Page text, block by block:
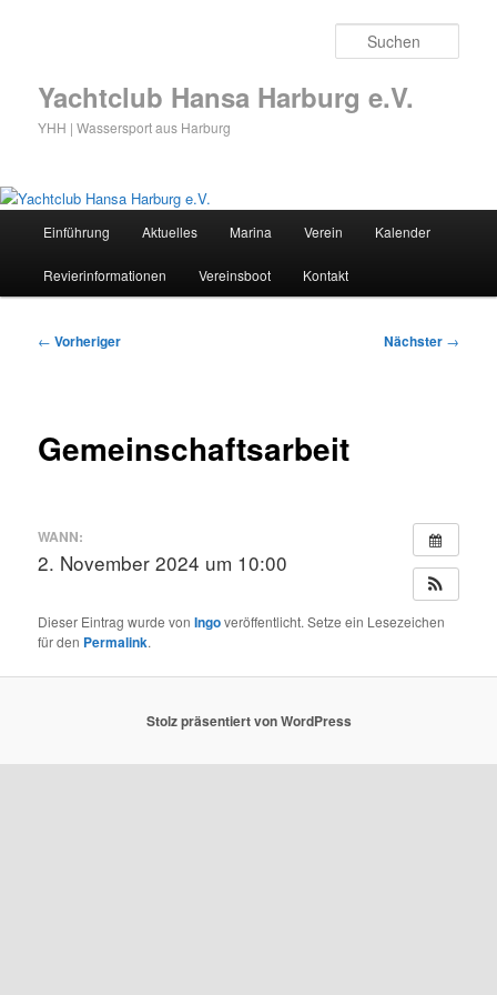
Yachtclub Hansa Harburg e.V.
YHH | Wassersport aus Harburg
Einführung Aktuelles Marina Verein Kalender
Revierinformationen Vereinsboot Kontakt
Beitragsnavigation
← Vorheriger Nächster →
Gemeinschaftsarbeit
WANN:
2. November 2024 um 10:00
Dieser Eintrag wurde vonIngoveröffentlicht. Setze ein Lesezeichen
für den Permalink.
Stolz präsentiert von WordPress